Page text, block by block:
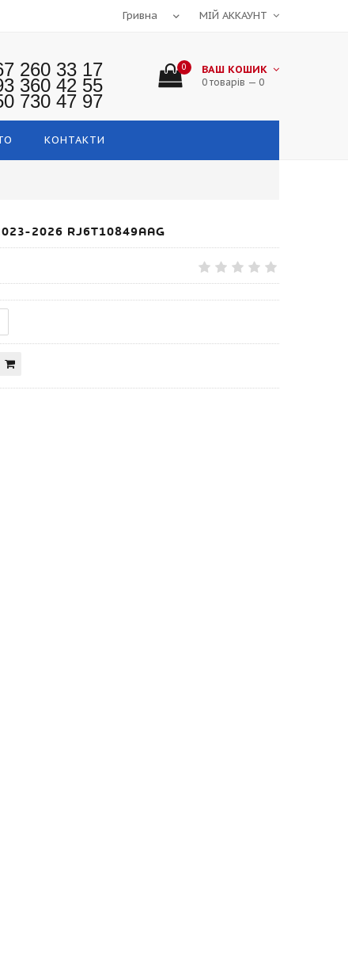
МІЙ АККАУНТ
260 33 17
360 42 55
730 47 97
0 ВАШ КОШИК
0 товарів — 0
КОНТАКТИ
2026 RJ6T10849AAG